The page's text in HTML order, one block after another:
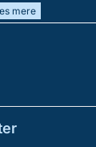
mere